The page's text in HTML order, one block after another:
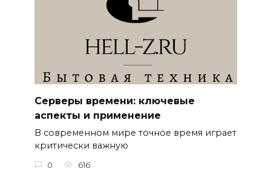
Серверы времени: ключевые
аспекты и применение
В современном мире точное время играет
критически важную
0 616